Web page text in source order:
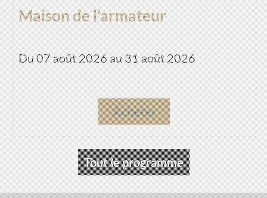
Maison de l'armateur
Du 07 août 2026 au 31 août 2026
Acheter
Tout le programme